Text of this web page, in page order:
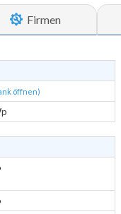
Firmen
öffnen)